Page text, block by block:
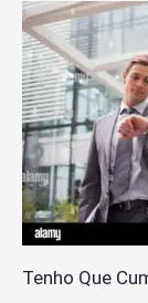
Tenho Que